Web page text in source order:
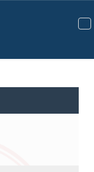
切
航